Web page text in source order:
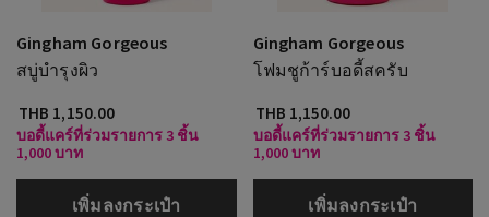
Gingham Gorgeous
สบู่บำรุงผิว
THB 1,150.00
บอดี้แคร์ที่ร่วมรายการ 3 ชิ้น
1,000 บาท
เพิ่มลงกระเป๋า
Gingham Gorgeous
โฟมชูก้าร์บอดี้สครับ
THB 1,150.00
บอดี้แคร์ที่ร่วมรายการ 3 ชิ้น
1,000 บาท
เพิ่มลงกระเป๋า